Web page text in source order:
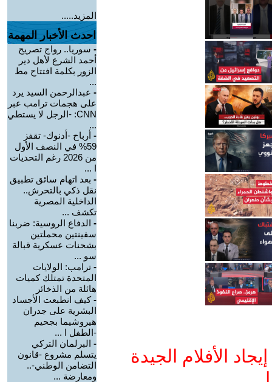
الأفلام الجيدة
المزيد.....
احدث الأخبار المهمة
- سوريا.. رواج تصريح
أحمد الشرع لأهل دير
الزور بكلمة افتتاح مط
...
- عبدالرحمن السيد يرد
على هجمات ترامب عبر
CNN: -الرجل لا يستطي
...
- أرباح -أدنوك- تقفز
59% في النصف الأول
من 2026 رغم التحديات
ا ...
- بعد اتهام سائق تطبيق
نقل ذكي بالتحرش..
الداخلية المصرية
تكشف ...
- الدفاع الروسية: ضربنا
سفينتين محملتين
بشحنات عسكرية قبالة
سو ...
- ترامب: الولايات
المتحدة تمتلك كميات
هائلة من الذخائر
-كيف انطبعت الأجساد
البشرية على جدران
هيروشيما بجحيم
-الطفل ا ...
- البرلمان التركي
يتسلم مشروع -قانون
التضامن الوطني-..
ومعارضة ...